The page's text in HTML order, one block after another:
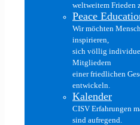
weltweitem Frieden
Peace
Wir möchten
inspirieren,
sich völlig
Mitgliedern
einer friedlichen
entwickeln.
Kalender
CISV Erfahrungen
sind aufregend.